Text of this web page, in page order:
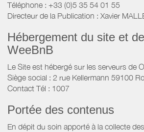
Téléphone : +33 (0)5 35 54 01 55
Directeur de la Publication : Xavier
Hébergement du site et
WeeBnB
Le Site est hébergé sur les serveurs de
Siège social : 2 rue Kellermann 59100
Contact Tél : 1007
Portée des contenus
En dépit du soin apporté à la collecte